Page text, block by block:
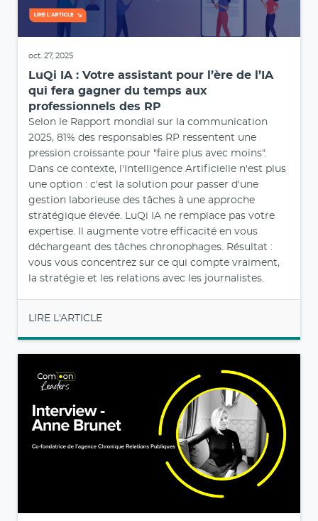
oct. 27, 2025
LuQi IA : Votre assistant pour l’ère de l’IA
qui fera gagner du temps aux
professionnels des RP
Selon le Rapport mondial sur la communication
2025, 81% des responsables RP ressentent une
pression croissante pour "faire plus avec moins".
Dans ce contexte, l'Intelligence Artificielle n'est plus
une option : c'est la solution pour passer d'une
gestion laborieuse des tâches à une approche
stratégique élevée. LuQi IA ne remplace pas votre
expertise. Il augmente votre efficacité en vous
déchargeant des tâches chronophages. Résultat :
vous vous concentrez sur ce qui compte vraiment,
la stratégie et les relations avec les journalistes.
LIRE L'ARTICLE